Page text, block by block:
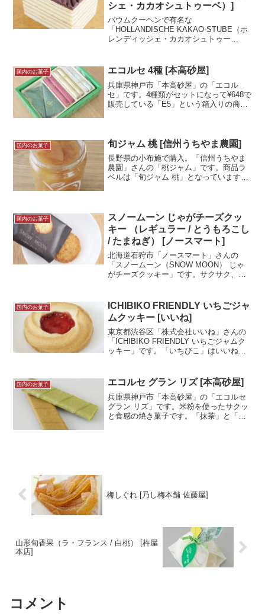
シェ・カカオシュトゥーベ）]
バウムクーヘンで有名な
「HOLLANDISCHE KAKAO-STUBE（ホ
レンディッシェ・カカオシュトゥー
お店です。先に記事にしている「ツィト
ローネンクーヘン」同様、...＜続きを読
む＞
国内のお菓子 エコルセ 4種 [本高砂屋]
兵庫県神戸市「本高砂屋」の「エコル
セ」です。4種類がセットになって¥648で
販売している「E5」という箱入りの商品
めます。試食メモ京急...＜続きを読む＞
国内のお菓子 旬ジャム 桃 [信州うちやま農園]
長野県の小布施で購入。「信州うちやま
農園」さんの「桃ジャム」です。商品ラ
ベルは「旬ジャム 桃」となっています
長野県産！国産果物...＜続きを読む＞
国内のお菓子
スノームーン じゃがチーズクッ
キー （レギュラー / とうもろこし
/ たまねぎ） [ノースマート]
北海道石狩市「ノースマート」さんの
「スノームーン（SNOW MOON） じゃ
がチーズクッキー」です。サクサク、ホ
ます。今回は「レギュラー」「とうもろ
こし」「たまねぎ」の...＜続きを読む＞
国内のお菓子
ICHIBIKO FRIENDLY いちごジャ
ムクッキー [いいね]
東京都渋谷区「株式会社いいね」さんの
「ICHIBIKO FRIENDLY いちごジャムク
ッキー」です。「いちびこ」はいいねさ
に作られたクッキーに惹かれて思わず購
入しまし...＜続きを読む＞
国内のお菓子 エコルセ グラン リズ [本高砂屋]
兵庫県神戸市「本高砂屋」の「エコルセ
グラン リズ」です。米粉を使ったサクッ
と食感の焼き菓子です。「抹茶」と「焙
梅しぐれ [乃し梅本舗 佐藤屋]
山形旬香果（ラ・フランス / 白桃） [杵屋
本店]
コメント